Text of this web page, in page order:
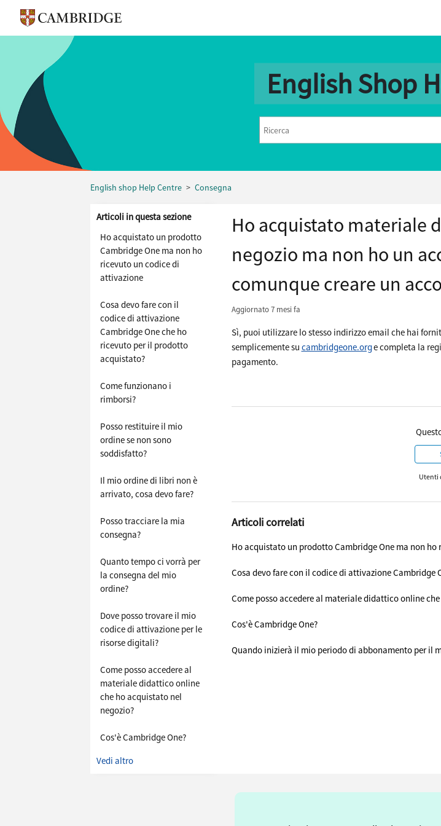
English Shop
English shop Help Centre Consegna
Articoli in questa sezione
Ho acquistato un prodotto
Cambridge One ma non ho
ricevuto un codice di
attivazione
Cosa devo fare con il
codice di attivazione
Cambridge One che ho
ricevuto per il prodotto
acquistato?
Come funzionano i
rimborsi?
Posso restituire il mio
ordine se non sono
soddisfatto?
Il mio ordine di libri non è
arrivato, cosa devo fare?
Posso tracciare la mia
consegna?
Quanto tempo ci vorrà per
la consegna del mio
ordine?
Dove posso trovare il mio
codice di attivazione per le
risorse digitali?
Come posso accedere al
materiale didattico online
che ho acquistato nel
negozio?
Cos'è Cambridge One?
Vedi altro
Ho acquistato materiale
negozio ma non ho un
comunque creare un
Aggiornato 7 mesi fa
Sì, puoi utilizzare lo stesso indirizzo email che hai
semplicemente su cambridgeone.orge completa la
pagamento.
Utenti
Articoli correlati
Ho acquistato un prodotto Cambridge One ma non
Cosa devo fare con il codice di attivazione
Come posso accedere al materiale didattico online
Cos'è Cambridge One?
Quando inizierà il mio periodo di abbonamento per il